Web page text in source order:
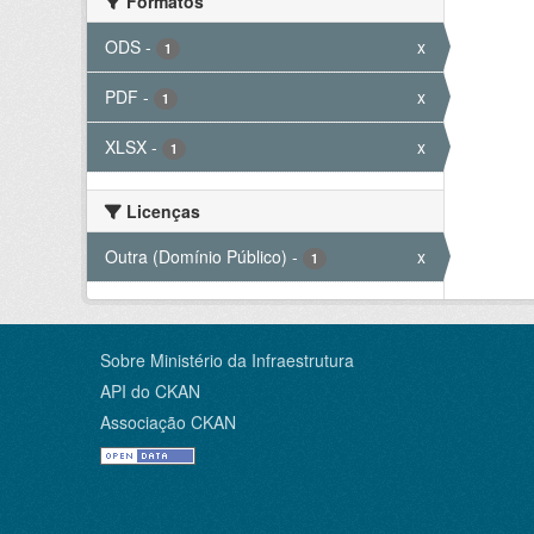
ODS - 1 x
PDF - 1 x
XLSX - 1 x
Licenças
Outra (Domínio Público) - 1 x
Sobre Ministério da Infraestrutura
API do CKAN
Associação CKAN